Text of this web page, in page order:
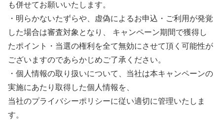
も併せてお願いいたします。
・明らかないたずらや、虚偽によるお申込・ご利用が発覚
した場合は審査対象となり、 キャンペーン期間で獲得し
たポイント・当選の権利を全て無効にさせて頂く可能性が
ございますのであらかじめご了承ください。
・個人情報の取り扱いについて、当社は本キャンペーンの
実施にあたり取得した個人情報を、
当社のプライバシーポリシーに従い適切に管理いたしま
す。